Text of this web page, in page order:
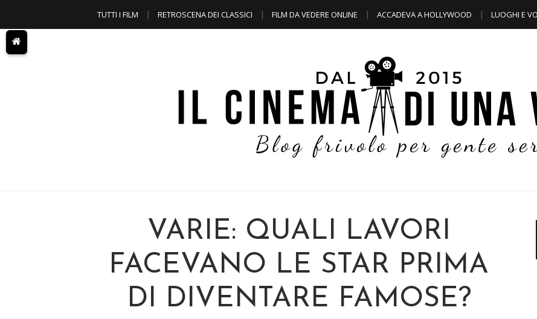
TUTTI I FILM RETROSCENA DEI CLASSICI FILM DA VEDERE ONLINE ACCADEVA A HOLLYWOOD LUOGHI E
VARIE: QUALI LAVORI
FACEVANO LE STAR PRIMA
DI DIVENTARE FAMOSE?